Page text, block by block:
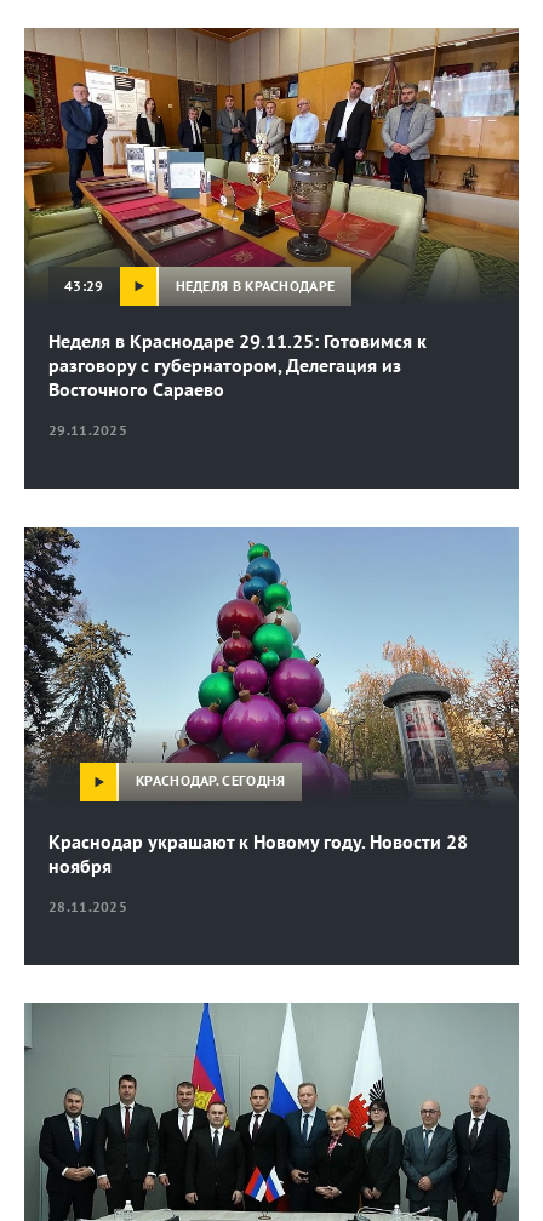
29.11.2025
Неделя в Краснодаре 29.11.25: Готовимся к
разговору с губернатором, Делегация из
Восточного Сараево
43:29 НЕДЕЛЯ В КРАСНОДАРЕ
28.11.2025
Краснодар украшают к Новому году. Новости 28
ноября
КРАСНОДАР. СЕГОДНЯ